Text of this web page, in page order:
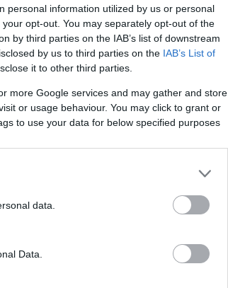
personal information utilized by us or personal
opt-out. You may separately opt-out of the
by third parties on the IAB’s list of downstream
by us to third parties on the IAB’s List of
it to other third parties.
more Google services and may gather and store
or usage behaviour. You may click to grant or
to use your data for below specified purposes
data.
Data.
McDrive'ów;